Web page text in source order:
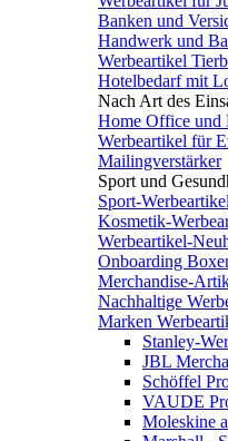
Banken und
Handwerk und
Werbeartikel
Hotelbedarf mit
Nach Art des
Home Office und
Werbeartikel für
Mailingverstärker
Sport und
Sport-Werbeartikel
Kosmetik-
Werbeartikel-
Onboarding
Merchandise-
Nachhaltige
Marken
Stanley-
JBL
Schöffel
VAUDE
Moleskine